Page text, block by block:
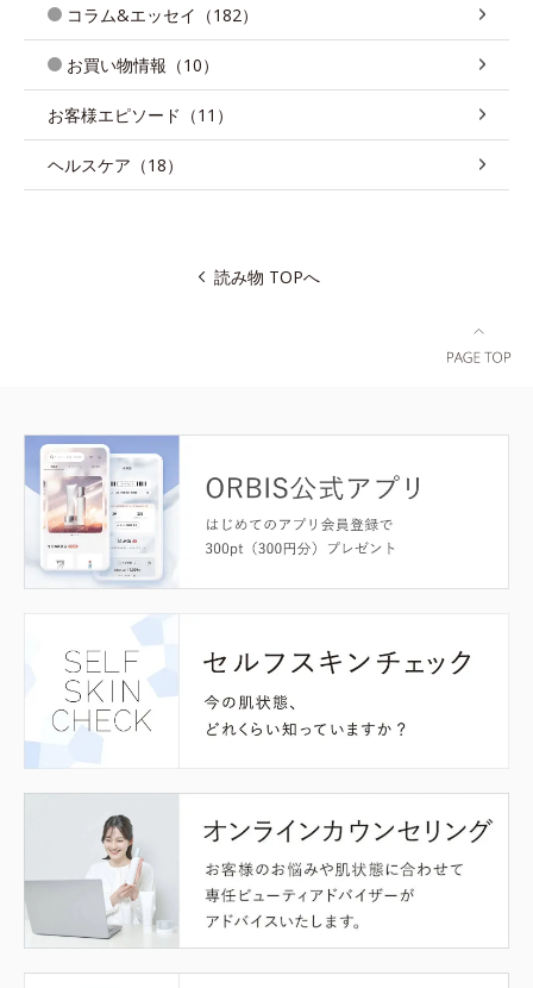
コラム&エッセイ（182）
お買い物情報（10）
お客様エピソード（11）
ヘルスケア（18）
読み物 TOPへ